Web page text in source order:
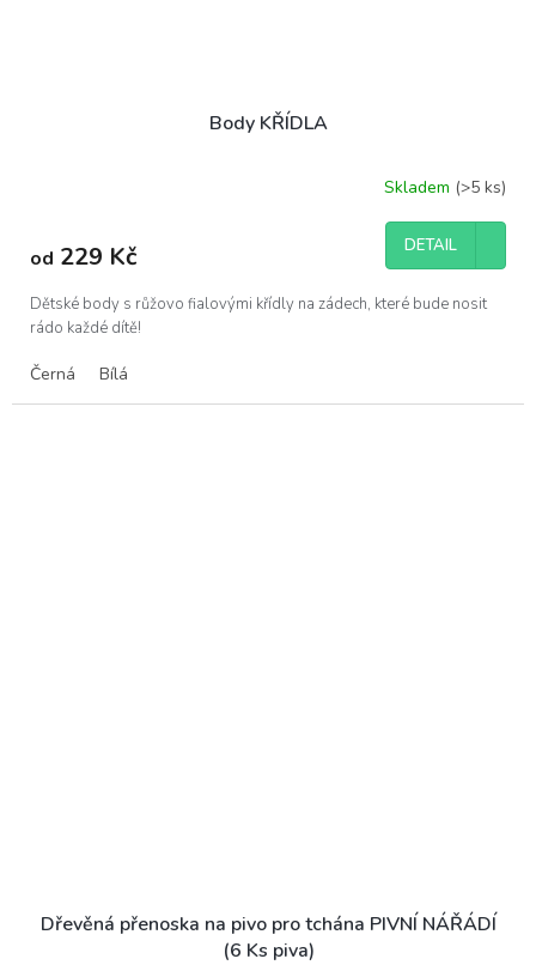
Body KŘÍDLA
Skladem (>5 ks)
od 229 Kč DETAIL
Dětské body s růžovo fialovými křídly na zádech, které bude nosit
rádo každé dítě!
Černá Bílá
Dřevěná přenoska na pivo pro tchána PIVNÍ NÁŘÁDÍ
(6 Ks piva)